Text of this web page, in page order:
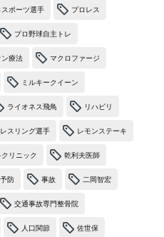
スポーツ選手 プロレス
プロ野球自主トレ
ン療法 マクロファージ
ミルキークイーン
ライオネス飛鳥 リハビリ
レスリング選手 レモンステーキ
リニック 乾利夫医師
予防 事故 二岡智宏
交通事故専門整骨院
人口関節 佐世保